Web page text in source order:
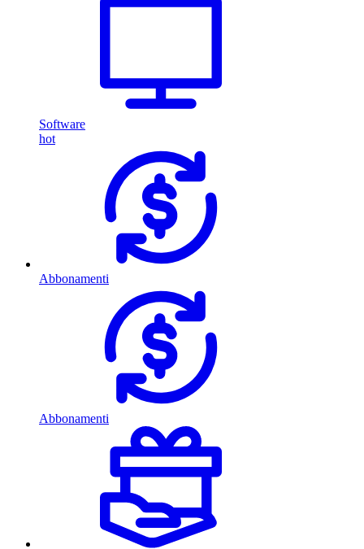
Software
hot
Abbonamenti
Abbonamenti